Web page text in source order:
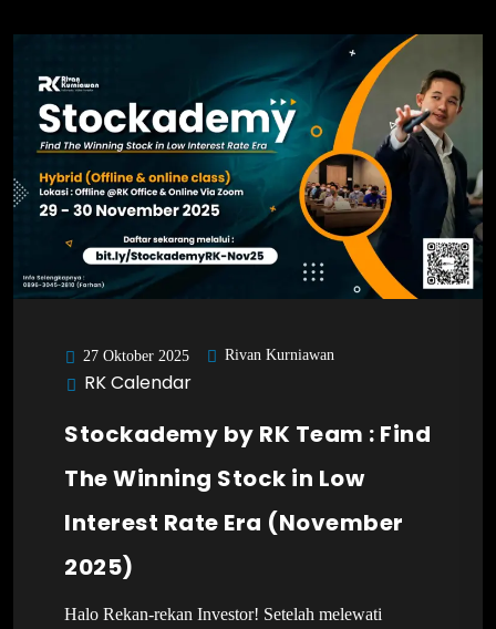
27 Oktober 2025 Rivan Kurniawan
RK Calendar
Stockademy by RK Team : Find
The Winning Stock in Low
Interest Rate Era (November
2025)
Halo Rekan-rekan Investor! Setelah melewati